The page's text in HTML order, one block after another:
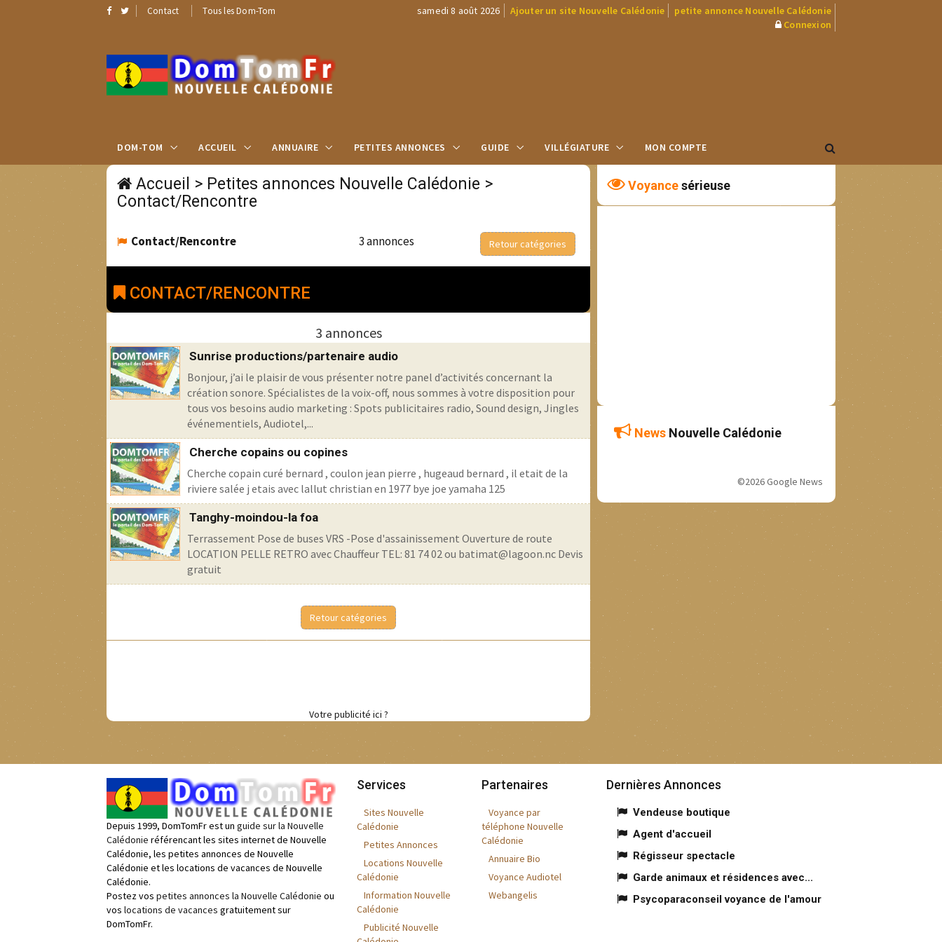
Contact Tous les Dom-Tom samedi 8 août 2026 Ajouter un site Nouvelle Calédonie
petite annonce Nouvelle Calédonie
Connexion
DOM-TOM ACCUEIL ANNUAIRE PETITES ANNONCES GUIDE VILLÉGIATURE MON COMPTE
Accueil > Petites annonces Nouvelle Calédonie >
Contact/Rencontre
Contact/Rencontre 3 annonces Retour catégories
CONTACT/RENCONTRE
3 annonces
Sunrise productions/partenaire audio
Bonjour, j’ai le plaisir de vous présenter notre panel d’activités concernant la
création sonore. Spécialistes de la voix-off, nous sommes à votre disposition pour
tous vos besoins audio marketing : Spots publicitaires radio, Sound design, Jingles
événementiels, Audiotel,...
Cherche copains ou copines
Cherche copain curé bernard , coulon jean pierre , hugeaud bernard , il etait de la
riviere salée j etais avec lallut christian en 1977 bye joe yamaha 125
Tanghy-moindou-la foa
Terrassement Pose de buses VRS -Pose d'assainissement Ouverture de route
LOCATION PELLE RETRO avec Chauffeur TEL: 81 74 02 ou batimat@lagoon.nc Devis
gratuit
Retour catégories
Votre publicité ici ?
Voyancesérieuse
News Nouvelle Calédonie
©2026 Google News
Depuis 1999, DomTomFr est un guide sur la Nouvelle
Calédonie référencant les sites internet de Nouvelle
Calédonie, les petites annonces de Nouvelle
Calédonie et les locations de vacances de Nouvelle
Calédonie.
Postez vos petites annonces la Nouvelle Calédonie ou
vos locations de vacances gratuitement sur
DomTomFr.
Services
Sites Nouvelle
Calédonie
Petites Annonces
Locations Nouvelle
Calédonie
Information Nouvelle
Calédonie
Publicité Nouvelle
Partenaires
Voyance par
téléphone Nouvelle
Calédonie
Annuaire Bio
Voyance Audiotel
Webangelis
Dernières Annonces
Vendeuse boutique
Agent d'accueil
Régisseur spectacle
Garde animaux et résidences avec...
Psycoparaconseil voyance de l'amour